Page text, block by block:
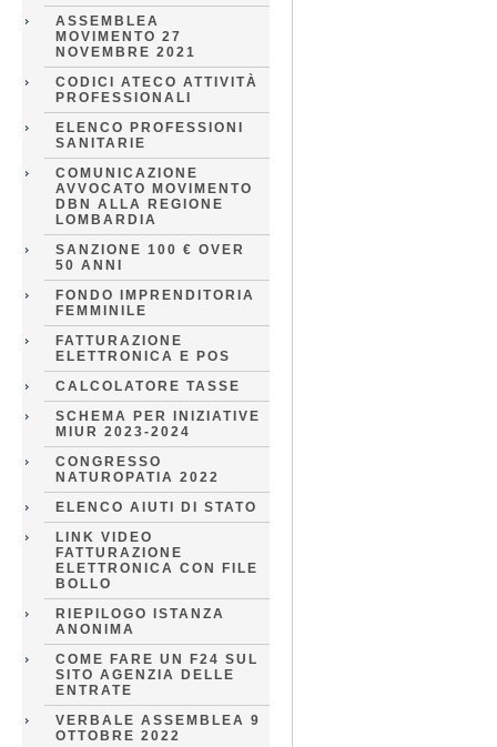
ASSEMBLEA
MOVIMENTO 27
NOVEMBRE 2021
CODICI ATECO ATTIVITÀ
PROFESSIONALI
ELENCO PROFESSIONI
SANITARIE
COMUNICAZIONE
AVVOCATO MOVIMENTO
DBN ALLA REGIONE
LOMBARDIA
SANZIONE 100 € OVER
50 ANNI
FONDO IMPRENDITORIA
FEMMINILE
FATTURAZIONE
ELETTRONICA E POS
CALCOLATORE TASSE
SCHEMA PER INIZIATIVE
MIUR 2023-2024
CONGRESSO
NATUROPATIA 2022
ELENCO AIUTI DI STATO
LINK VIDEO
FATTURAZIONE
ELETTRONICA CON FILE
BOLLO
RIEPILOGO ISTANZA
ANONIMA
COME FARE UN F24 SUL
SITO AGENZIA DELLE
ENTRATE
VERBALE ASSEMBLEA 9
OTTOBRE 2022